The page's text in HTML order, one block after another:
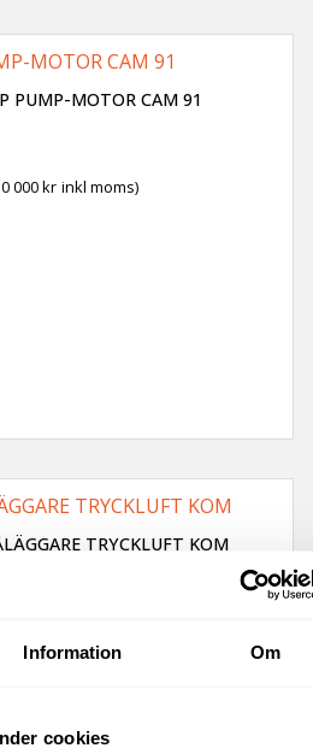
Information Om
cookies
PUMP-MOTOR CAM 91
000kr inkl moms)
TRYCKLUFT KOM